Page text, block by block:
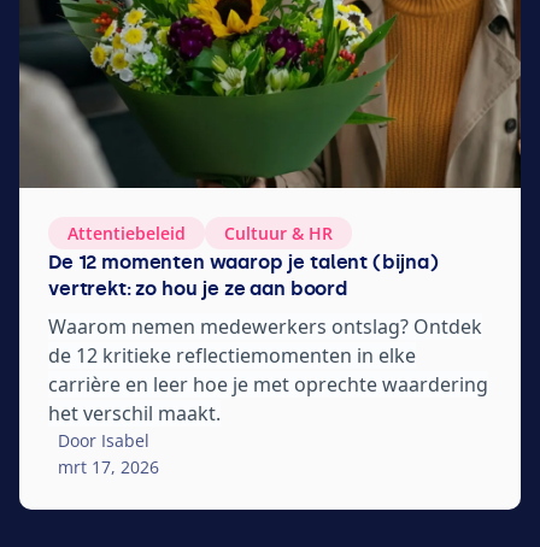
Attentiebeleid Cultuur & HR
De 12 momenten waarop je talent (bijna)
vertrekt: zo hou je ze aan boord
Waarom nemen medewerkers ontslag? Ontdek
de 12 kritieke reflectiemomenten in elke
carrière en leer hoe je met oprechte waardering
het verschil maakt.
Door Isabel
mrt 17, 2026